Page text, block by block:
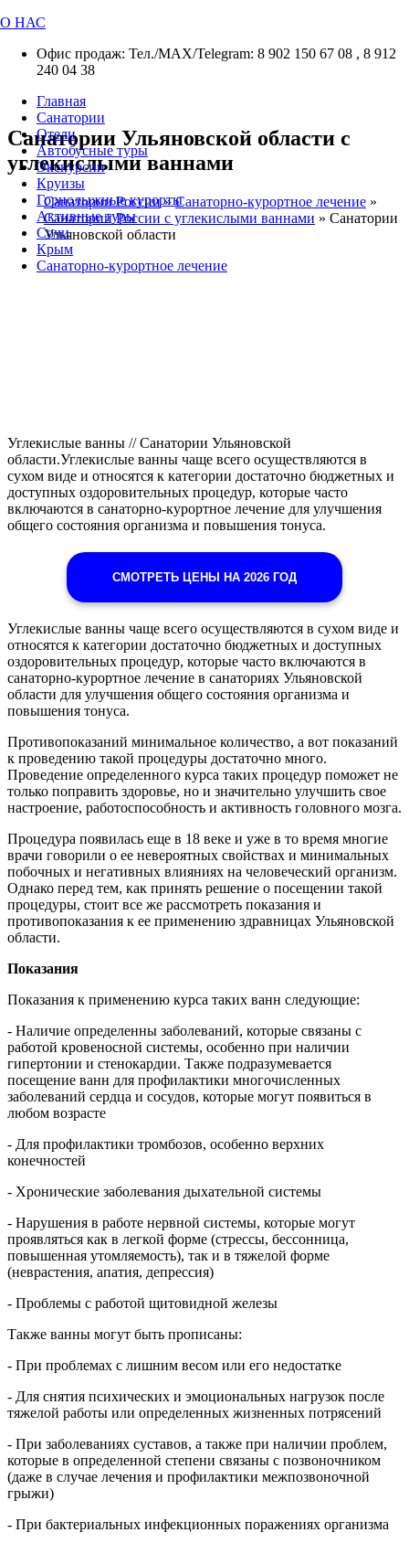
О НАС
Офис продаж: Тел./МАХ/Telegram: 8 902 150 67 08 , 8 912
240 04 38
Главная
Санатории
Отели
Автобусные туры
Экскурсии
Круизы
Горнолыжные курорты
Активные туры
Сочи
Крым
Санаторно-курортное лечение
Санатории Ульяновской области с
углекислыми ваннами
Санатории России»Санаторно-курортное лечение »
Санатории России с углекислыми ваннами » Санатории
Ульяновской области
Углекислые ванны // Санатории Ульяновской
области.Углекислые ванны чаще всего осуществляются в
сухом виде и относятся к категории достаточно бюджетных и
доступных оздоровительных процедур, которые часто
включаются в санаторно-курортное лечение для улучшения
общего состояния организма и повышения тонуса.
СМОТРЕТЬ ЦЕНЫ НА 2026 ГОД
Углекислые ванны чаще всего осуществляются в сухом виде и
относятся к категории достаточно бюджетных и доступных
оздоровительных процедур, которые часто включаются в
санаторно-курортное лечение в санаториях Ульяновской
области для улучшения общего состояния организма и
повышения тонуса.
Противопоказаний минимальное количество, а вот показаний
к проведению такой процедуры достаточно много.
Проведение определенного курса таких процедур поможет не
только поправить здоровье, но и значительно улучшить свое
настроение, работоспособность и активность головного мозга.
Процедура появилась еще в 18 веке и уже в то время многие
врачи говорили о ее невероятных свойствах и минимальных
побочных и негативных влияниях на человеческий организм.
Однако перед тем, как принять решение о посещении такой
процедуры, стоит все же рассмотреть показания и
противопоказания к ее применению здравницах Ульяновской
области.
Показания
Показания к применению курса таких ванн следующие:
- Наличие определенны заболеваний, которые связаны с
работой кровеносной системы, особенно при наличии
гипертонии и стенокардии. Также подразумевается
посещение ванн для профилактики многочисленных
заболеваний сердца и сосудов, которые могут появиться в
любом возрасте
- Для профилактики тромбозов, особенно верхних
конечностей
- Хронические заболевания дыхательной системы
- Нарушения в работе нервной системы, которые могут
проявляться как в легкой форме (стрессы, бессонница,
повышенная утомляемость), так и в тяжелой форме
(неврастения, апатия, депрессия)
- Проблемы с работой щитовидной железы
Также ванны могут быть прописаны:
- При проблемах с лишним весом или его недостатке
- Для снятия психических и эмоциональных нагрузок после
тяжелой работы или определенных жизненных потрясений
- При заболеваниях суставов, а также при наличии проблем,
которые в определенной степени связаны с позвоночником
(даже в случае лечения и профилактики межпозвоночной
грыжи)
- При бактериальных инфекционных поражениях организма